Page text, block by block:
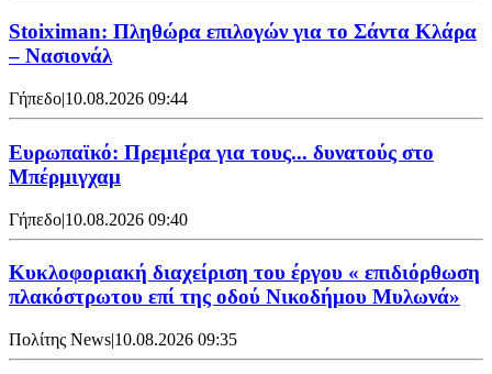
Stoiximan: Πληθώρα επιλογών για το Σάντα Κλάρα
– Νασιονάλ
Γήπεδο|10.08.2026 09:44
Ευρωπαϊκό: Πρεμιέρα για τους... δυνατούς στο
Μπέρμιγχαμ
Γήπεδο|10.08.2026 09:40
Κυκλοφοριακή διαχείριση του έργου « επιδιόρθωση
πλακόστρωτου επί της οδού Νικοδήμου Μυλωνά»
Πολίτης News|10.08.2026 09:35